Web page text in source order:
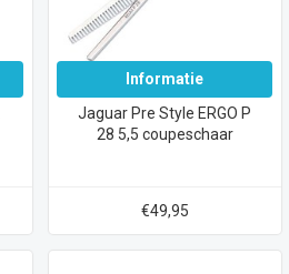
Informatie
Jaguar Pre Style ERGO P
28 5,5 coupeschaar
€49,95